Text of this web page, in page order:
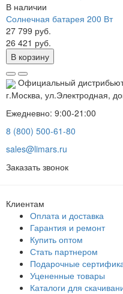
В наличии
Солнечная батарея 200 Вт
27 799 руб.
26 421 руб.
В корзину
Официальный
г.Москва, ул.Электродная,
Ежедневно: 9:00-21:00
8 (800) 500-61-80
sales@limars.ru
Заказать звонок
Клиентам
Оплата и доставка
Гарантия и ремонт
Купить оптом
Стать партнером
Подарочные
Уцененные товары
Каталоги для